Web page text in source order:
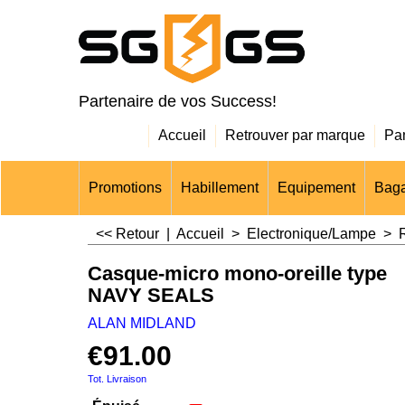
Partenaire de vos Success!
Accueil Retrouver par marque
Promotions Habillement Equipement
<< Retour Accueil > Electronique/Lampe >
Casque-micro mono-oreille type
NAVY SEALS
ALAN MIDLAND
€91.00
Tot. Livraison